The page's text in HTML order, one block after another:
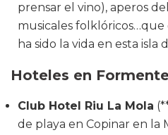
prensar el vino), aperos
musicales
ha sido la vida en esta isla
Hoteles en
Club Hotel Riu La Mola
de playa en Copinar en la